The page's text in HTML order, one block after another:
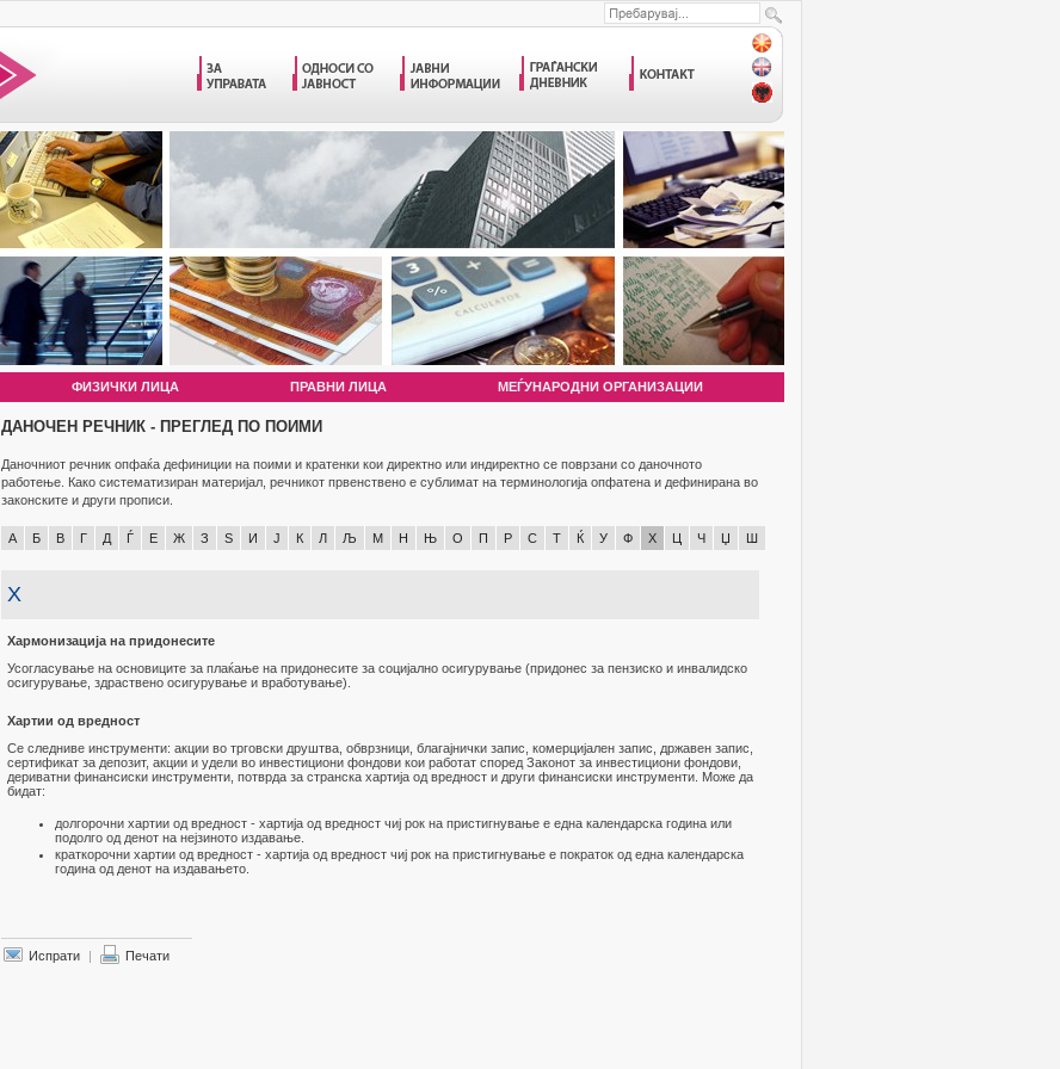
ФИЗИЧКИ ЛИЦА ПРАВНИ ЛИЦА МЕЃУНАРОДНИ ОРГАНИЗАЦИИ
ДАНОЧЕН РЕЧНИК - ПРЕГЛЕД ПО ПОИМИ
Даночниот речник опфаќа дефиниции на поими и кратенки кои директно или индиректно се поврзани со даночното
работење. Како систематизиран материјал, речникот првенствено е сублимат на терминологија опфатена и дефинирана во
законските и други прописи.
А Б В Г Д Ѓ Е Ж З Ѕ И Ј К Л Љ М Н Њ О П Р С Т Ќ У Ф Х Ц Ч Џ Ш
Х
Хармонизација на придонесите
Усогласување на основиците за плаќање на придонесите за социјално осигурување (придонес за пензиско и инвалидско
осигурување, здраствено осигурување и вработување).
Хартии од вредност
Се следниве инструменти: акции во трговски друштва, обврзници, благајнички запис, комерцијален запис, државен запис,
сертификат за депозит, акции и удели во инвестициони фондови кои работат според Законот за инвестициони фондови,
дериватни финансиски инструменти, потврда за странска хартија од вредност и други финансиски инструменти. Може да
бидат:
долгорочни хартии од вредност - хартија од вредност чиј рок на пристигнување е една календарска година или
подолго од денот на нејзиното издавање.
краткорочни хартии од вредност - хартија од вредност чиј рок на пристигнување е пократок од една календарска
година од денот на издавањето.
Испрати | Печати